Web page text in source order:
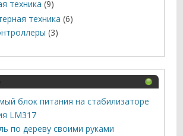
техника (9)
техника (6)
(3)
блок питания на стабилизаторе
LM317
по дереву своими руками